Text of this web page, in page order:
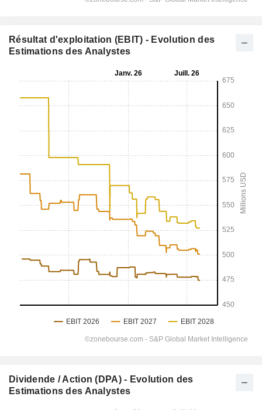
Résultat d'exploitation (EBIT) - Evolution des
Estimations des Analystes
Dividende / Action (DPA) - Evolution des
Estimations des Analystes